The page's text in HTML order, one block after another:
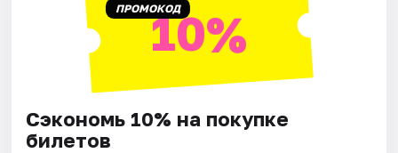
ПРОМОКОД10%
Сэкономь 10% на покупке
билетов